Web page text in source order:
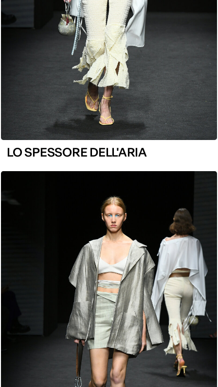
LO SPESSORE DELL'ARIA